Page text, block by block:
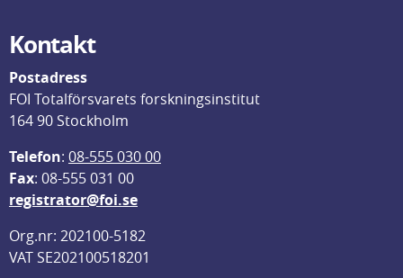
Kontakt
Postadress
FOI Totalförsvarets forskningsinstitut
164 90 Stockholm
Telefon: 08-555 030 00
Fax: 08-555 031 00
registrator@foi.se
Org.nr: 202100-5182
VAT SE202100518201